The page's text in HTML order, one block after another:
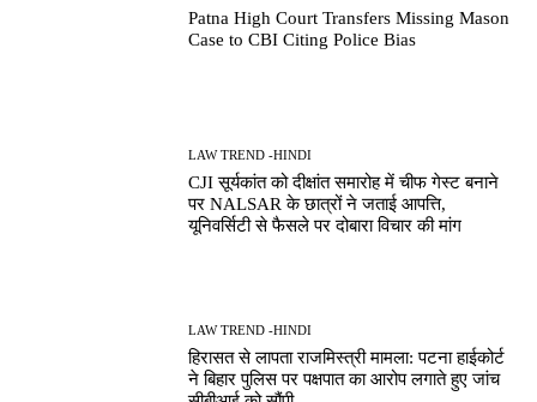
Patna High Court Transfers Missing Mason
Case to CBI Citing Police Bias
LAW TREND -HINDI
CJI सूर्यकांत को दीक्षांत समारोह में चीफ गेस्ट बनाने
पर NALSAR के छात्रों ने जताई आपत्ति,
यूनिवर्सिटी से फैसले पर दोबारा विचार की मांग
LAW TREND -HINDI
हिरासत से लापता राजमिस्त्री मामला: पटना हाईकोर्ट
ने बिहार पुलिस पर पक्षपात का आरोप लगाते हुए जांच